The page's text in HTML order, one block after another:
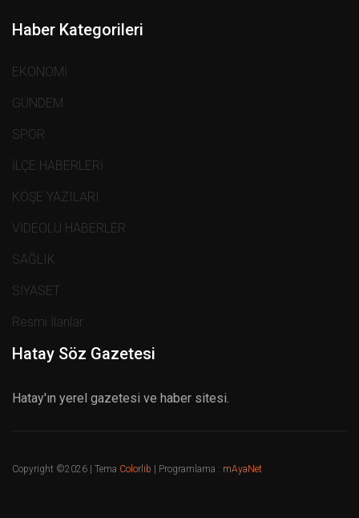
Haber Kategorileri
EKONOMİ
GÜNDEM
SPOR
İLÇE HABERLERİ
KÖŞE YAZILARI
VİDEOLU HABERLER
SAĞLIK
SİYASET
Resmi İlanlar
Hatay Söz Gazetesi
Hatay'ın yerel gazetesi ve haber sitesi.
Copyright ©2026 | Tema Colorlib | Programlama : mAyaNet